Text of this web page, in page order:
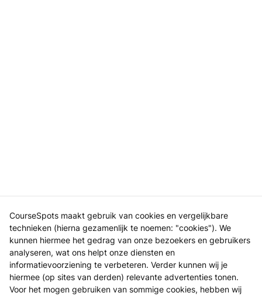
CourseSpots maakt gebruik van cookies en vergelijkbare
technieken (hierna gezamenlijk te noemen: "cookies"). We
kunnen hiermee het gedrag van onze bezoekers en gebruikers
analyseren, wat ons helpt onze diensten en
informatievoorziening te verbeteren. Verder kunnen wij je
hiermee (op sites van derden) relevante advertenties tonen.
Voor het mogen gebruiken van sommige cookies, hebben wij